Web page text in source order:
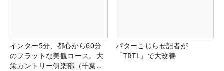
インター5分、都心から60分
のフラットな美観コース。大
栄カントリー俱楽部（千葉
パターこじらせ記者が
「TRTL」で大改善